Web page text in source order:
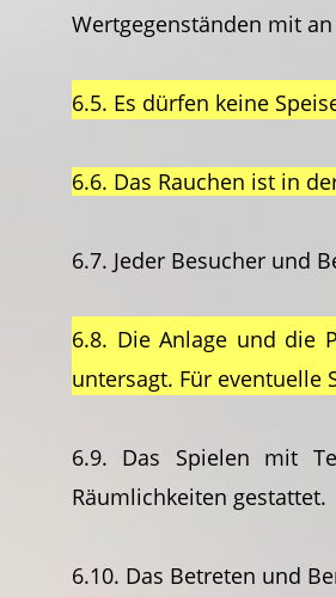
Wertgegenständen mit
6.5. Es dürfen keine
6.6. Das Rauchen ist in
6.7. Jeder Besucher und
6.8. Die Anlage und die
untersagt. Für eventuelle
6.9. Das Spielen mit
Räumlichkeiten gestattet.
6.10. Das Betreten und